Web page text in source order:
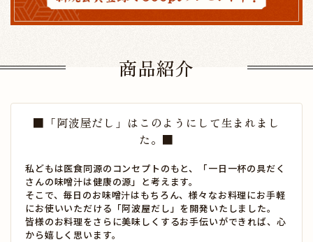
商品紹介
■「阿波屋だし」はこのようにして生まれまし
た。■
私どもは医食同源のコンセプトのもと、「一日一杯の具だく
さんの味噌汁は健康の源」と考えます。
そこで、毎日のお味噌汁はもちろん、様々なお料理にお手軽
にお使いいただける「阿波屋だし」を開発いたしました。
皆様のお料理をさらに美味しくするお手伝いができれば、心
から嬉しく思います。